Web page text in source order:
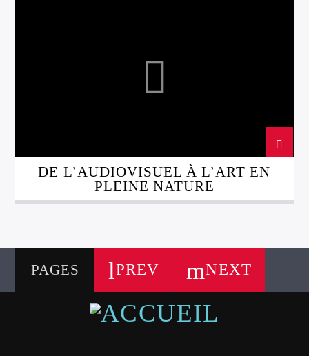
DE L’AUDIOVISUEL À L’ART EN
PLEINE NATURE
PAGES PREV NEXT